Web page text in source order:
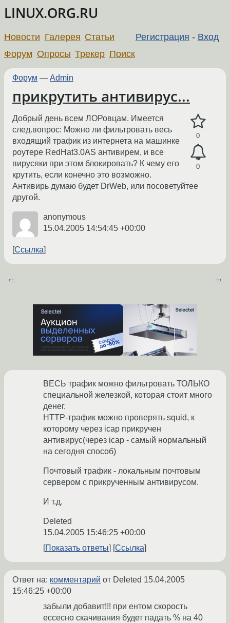
LINUX.ORG.RU
Регистрация - Вход
Новости Галерея Статьи
Форум Опросы Трекер Поиск
Форум — Admin
прикрутить антивирус...
0
0
Добрый день всем ЛОРовцам. Имеется
след.вопрос: Можно ли фильтровать весь
входящий трафик из интернета на машинке
роутере RedHat3.0AS антивирем, и все
вирусяки при этом блокировать? К чему его
крутить, если конечно это возможно.
Антивирь думаю будет DrWeb, или посоветуйтее
другой.
anonymous
15.04.2005 14:54:45 +00:00
Ссылка
← →
ВЕСЬ трафик можно фильтровать ТОЛЬКО
специальной железкой, которая стоит много
денег.
HTTP-трафик можно проверять squid, к
которому через icap прикручен
антивирус(через icap - самый нормальный
на сегодня способ)
Почтовый трафик - локальным почтовым
сервером с прикрученным антивирусом.
И т.д.
Deleted
15.04.2005 15:46:25 +00:00
Показать ответы
Ссылка
Ответ на: комментарий от Deleted 15.04.2005
15:46:25 +00:00
забыли добавит!!! при ентом скорость
ессесно скачивания будет падать % на 40